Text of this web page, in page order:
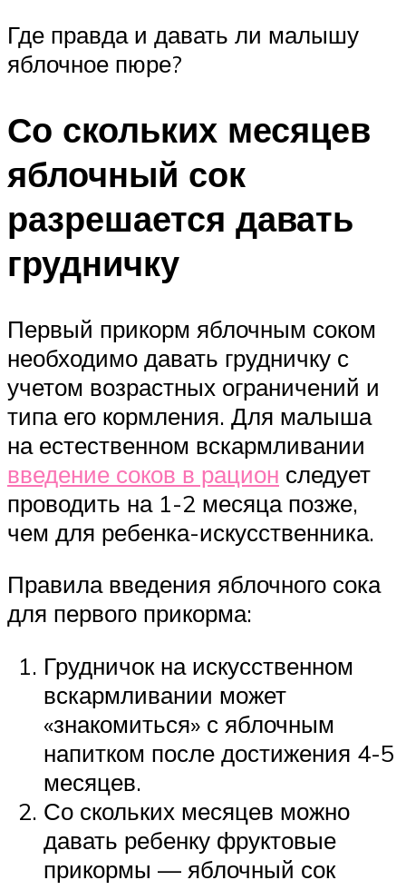
Где правда и давать ли малышу
яблочное пюре?
Со скольких месяцев
яблочный сок
разрешается давать
грудничку
Первый прикорм яблочным соком
необходимо давать грудничку с
учетом возрастных ограничений и
типа его кормления. Для малыша
на естественном вскармливании
введение соков в рацион следует
проводить на 1-2 месяца позже,
чем для ребенка-искусственника.
Правила введения яблочного сока
для первого прикорма:
Грудничок на искусственном
вскармливании может
«знакомиться» с яблочным
напитком после достижения 4-5
месяцев.
Со скольких месяцев можно
давать ребенку фруктовые
прикормы — яблочный сок